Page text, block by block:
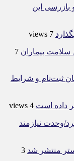
بازرسی این
7 views
سلامت بیماران 7
ثبت‌نام و شرایط
داده است 4 views
وحدت نیازمند
3